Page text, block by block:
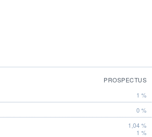
PROSPECTUS
1 %
0 %
1,04 %
1 %